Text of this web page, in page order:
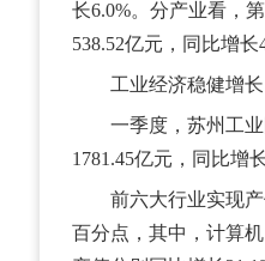
长6.0%。分产业看，
538.52亿元，同比增长
工业经济稳健增长
一季度，苏州工业
1781.45亿元，同比增长
前六大行业实现产
百分点，其中，计算